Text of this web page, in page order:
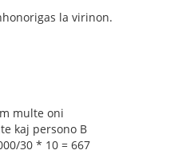
la virinon.
multe oni
kaj persono B
30 * 10 = 667